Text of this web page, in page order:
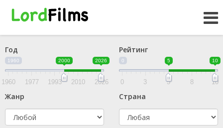
Год
1960 2000 2026
1960 1977 1993 2010 2026
Рейтинг
0 5 10
0 3 5 8 10
Жанр Страна